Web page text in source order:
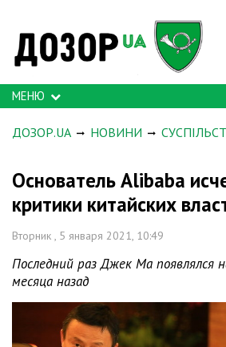
МЕНЮ
ДОЗОР.UA НОВИНИ
Основатель Alibaba
критики китайских
Вторник , 5 января 2021, 10:49
Последний раз Джек Ма появлялся
месяца назад